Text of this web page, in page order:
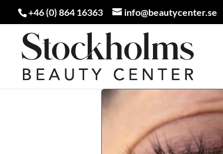
+46 (0) 864 16363 info@beautycenter.se